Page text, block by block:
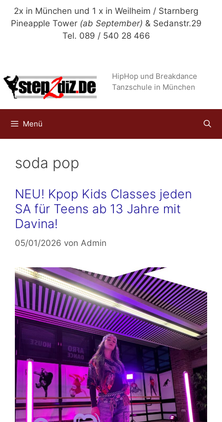
Zum
Inhalt
2x in München und 1 x in Weilheim / Starnberg
Pineapple Tower (ab September) & Sedanstr.29
Tel. 089 / 540 28 466
HipHop und Breakdance
Tanzschule in München
Menü
soda pop
NEU! Kpop Kids Classes jeden
SA für Teens ab 13 Jahre mit
Davina!
05/01/2026 von Admin